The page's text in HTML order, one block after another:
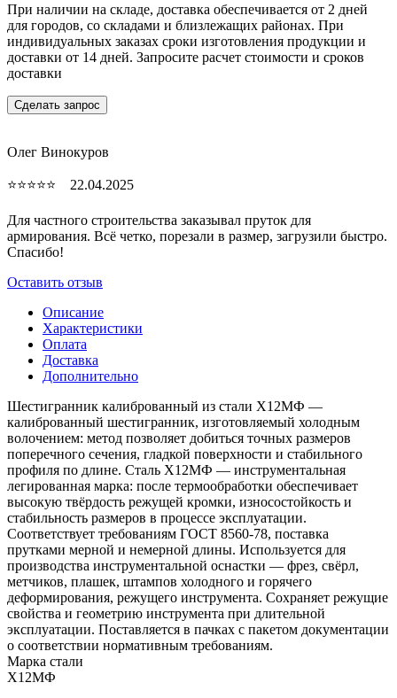
При наличии на складе, доставка обеспечивается от 2 дней
для городов, со складами и близлежащих районах. При
индивидуальных заказах сроки изготовления продукции и
доставки от 14 дней. Запросите расчет стоимости и сроков
доставки
Сделать запрос
Олег Винокуров
⭐⭐⭐⭐⭐ 22.04.2025
Для частного строительства заказывал пруток для
армирования. Всё четко, порезали в размер, загрузили быстро.
Спасибо!
Оставить отзыв
Описание
Характеристики
Оплата
Доставка
Дополнительно
Шестигранник калиброванный из стали Х12МФ —
калиброванный шестигранник, изготовляемый холодным
волочением: метод позволяет добиться точных размеров
поперечного сечения, гладкой поверхности и стабильного
профиля по длине. Сталь Х12МФ — инструментальная
легированная марка: после термообработки обеспечивает
высокую твёрдость режущей кромки, износостойкость и
стабильность размеров в процессе эксплуатации.
Соответствует требованиям ГОСТ 8560-78, поставка
прутками мерной и немерной длины. Используется для
производства инструментальной оснастки — фрез, свёрл,
метчиков, плашек, штампов холодного и горячего
деформирования, режущего инструмента. Сохраняет режущие
свойства и геометрию инструмента при длительной
эксплуатации. Поставляется в пачках с пакетом документации
о соответствии нормативным требованиям.
Марка стали
Х12МФ